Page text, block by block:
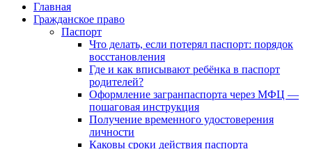
Главная
Гражданское право
Паспорт
Что делать, если потерял паспорт: порядок
восстановления
Где и как вписывают ребёнка в паспорт
родителей?
Оформление загранпаспорта через МФЦ —
пошаговая инструкция
Получение временного удостоверения
личности
Каковы сроки действия паспорта